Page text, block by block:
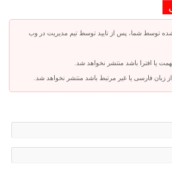
توسط شما، پس از تایید توسط تیم مدیریت در وب
یا افترا باشد منتشر نخواهد شد.
زبان فارسی یا غیر مرتبط باشد منتشر نخواهد شد.